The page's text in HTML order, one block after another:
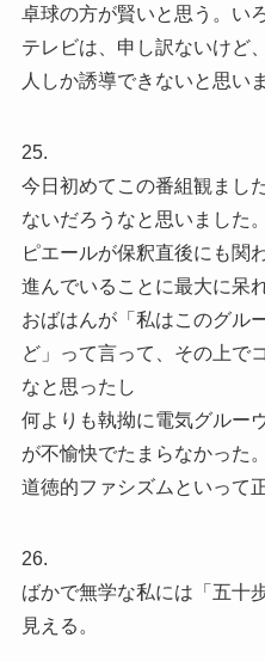
卓球の方が賢いと思う。い
テレビは、申し訳ないけど
人しか誘導できないと思い
25.
今日初めてこの番組観まし
ないだろうなと思いました。
ピエールが保釈直後にも関
進んでいることに最大に呆
おばはんが「私はこのグル
ど」って言って、その上で
なと思ったし
何よりも執拗に電気グルー
が不愉快でたまらなかった
道徳的ファシズムといって
26.
ばかで無学な私には「五十
見える。